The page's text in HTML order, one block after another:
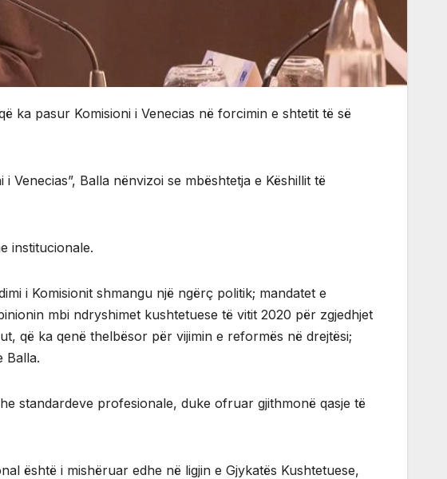
ka pasur Komisioni i Venecias në forcimin e shtetit të së
Balla nënvizoi se mbështetja e Këshillit të
institucionale.
i Komisionit shmangu një ngërç politik; mandatet e
mbi ndryshimet kushtetuese të vitit 2020 për zgjedhjet
që ka qenë thelbësor për vijimin e reformës në drejtësi;
Balla.
standardeve profesionale, duke ofruar gjithmonë qasje të
është i mishëruar edhe në ligjin e Gjykatës Kushtetuese,